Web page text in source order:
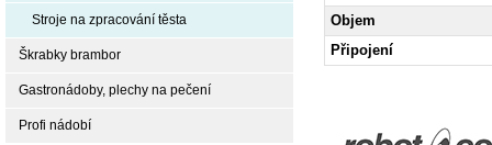
Objem
Připojení
Stroje na zpracování těsta
Škrabky brambor
Gastronádoby, plechy na pečení
Profi nádobí